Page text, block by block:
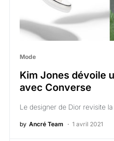
Mode
Kim Jones dévoile
avec Converse
Le designer de Dior revisite la
by Ancré Team 1 avril 2021